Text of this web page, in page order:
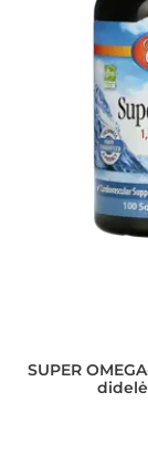
SUPER